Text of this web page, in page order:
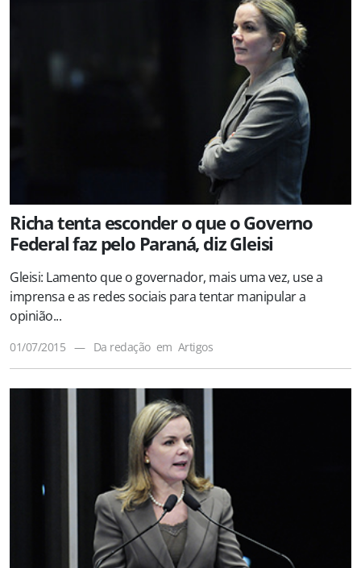
Richa tenta esconder o que o Governo
Federal faz pelo Paraná, diz Gleisi
Gleisi: Lamento que o governador, mais uma vez, use a
imprensa e as redes sociais para tentar manipular a
opinião...
01/07/2015 — Da redação em Artigos